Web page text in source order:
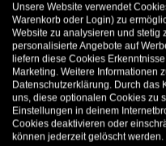
Bis zu 11% Rabatt auf
kannst
5% ab €80
E-Mail
MÄNNER
Unsere Website verwendet
Warenkorb oder Login) zu
Website zu analysieren und stetig
personalisierte Angebote auf
liefern diese Cookies
Marketing. Weitere Informationen
Datenschutzerklärung. Durch das
uns, diese optionalen Cookies zu
Einstellungen in deinem
Cookies deaktivieren oder
können jederzeit gelöscht werden.